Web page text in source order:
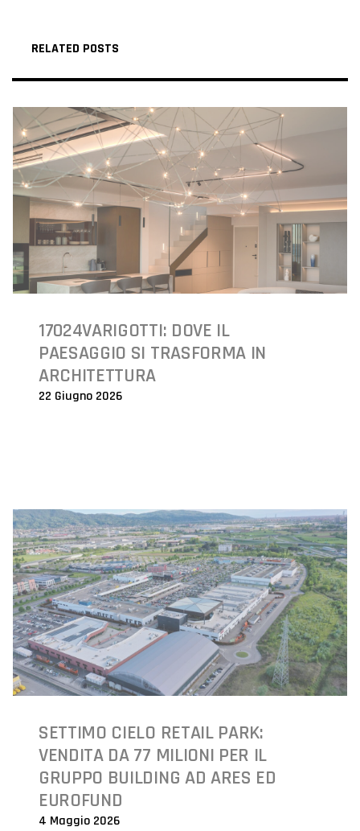
RELATED POSTS
17024VARIGOTTI: DOVE IL
PAESAGGIO SI TRASFORMA IN
ARCHITETTURA
22 Giugno 2026
SETTIMO CIELO RETAIL PARK:
VENDITA DA 77 MILIONI PER IL
GRUPPO BUILDING AD ARES ED
EUROFUND
4 Maggio 2026